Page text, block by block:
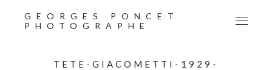
GEORGES PONCET
PHOTOGRAPHE
TETE-GIACOMETTI-1929-